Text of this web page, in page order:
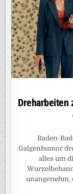
Dreharbeiten
Baden-
Galgenhumor
alles um
unangenehm,